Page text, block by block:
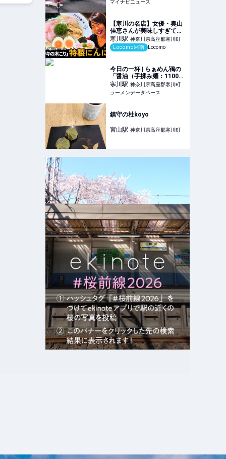
マイナビニュース
【寒川の名店】女優・奥山
佳恵さんが美味しすぎて叫
んだ...！計算し尽くされた
至高の一杯 “特製にんにく
塩ラーメン” の味とは？
てください #17】
寒川駅 神奈川県高座郡寒川町
Locomo湘南
Locomo
今日の一杯 | らぁめん鴇の
「醤油（手揉み麺：1100
円）」 | ラーメンデータベ
ース
寒川駅 神奈川県高座郡寒川町
ラーメンデータベース
鎮守の杜koyo
宮山駅 神奈川県高座郡寒川町